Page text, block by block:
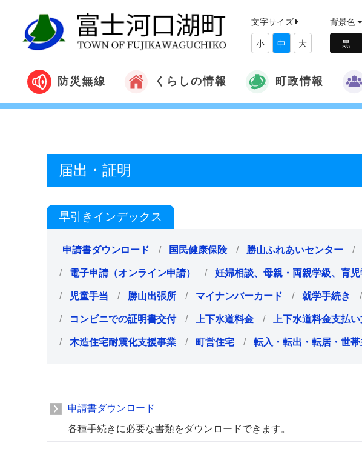
文字サイズ
小 中 大
背景色
防災無線 くらしの情報 町政情報
届出・証明
早引きインデックス
申請書ダウンロード 国民健康保険 勝山ふれあいセンター
電子申請（オンライン申請） 妊婦相談、母親・両親学級、育
児童手当 勝山出張所 マイナンバーカード 就学手続き
コンビニでの証明書交付 上下水道料金 上下水道料金支払
木造住宅耐震化支援事業 町営住宅 転入・転出・転居・世
申請書ダウンロード
各種手続きに必要な書類をダウンロードできます。